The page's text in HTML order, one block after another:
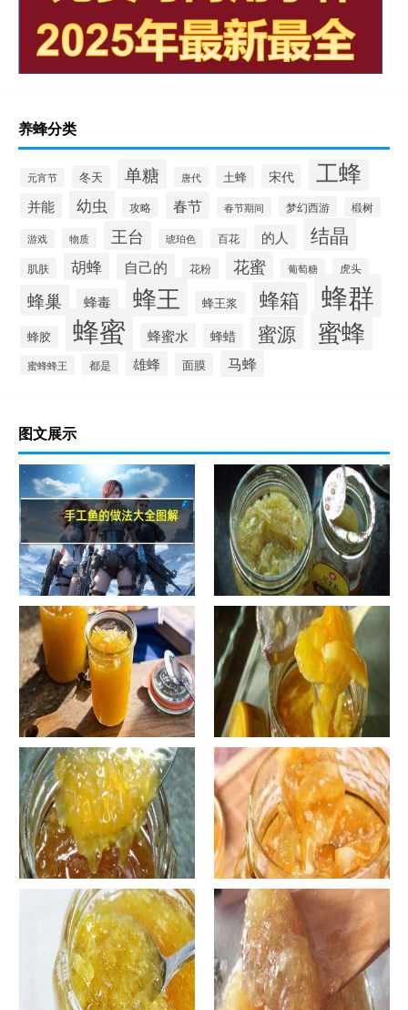
养蜂分类
元宵节 冬天 单糖 唐代 土蜂 宋代 工蜂
并能 幼虫 攻略 春节 春节期间 梦幻西游 椴树
游戏 物质 王台 琥珀色 百花 的人 结晶
肌肤 胡蜂 自己的 花粉 花蜜 葡萄糖 虎头
蜂巢 蜂毒 蜂王 蜂王浆 蜂箱 蜂群
蜂胶 蜂蜜 蜂蜜水 蜂蜡 蜜源 蜜蜂
蜜蜂蜂王 都是 雄蜂 面膜 马蜂
图文展示
手工鱼的做法大全图解
蜂蜜柚子茶的正确做法-蜂蜜柚
子茶的浸泡方法有哪些？
自制蜂蜜柚子茶-蜂蜜柚子茶有
哪些正确的做法？
自制蜂蜜柚子茶-蜂蜜柚子茶如
何正确饮用？
罐装蜂蜜柚子茶胖吗-蜂蜜柚子
茶喝了会发胖吗？
在家怎样做蜂蜜柚子茶-喝蜂蜜
柚子茶有哪些禁忌？